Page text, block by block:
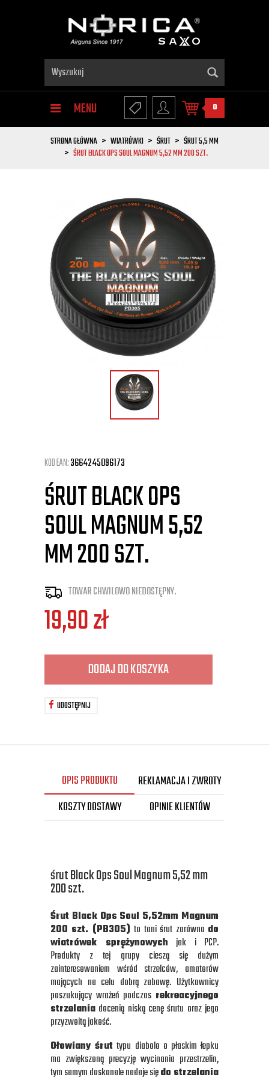
MENU 0
STRONA GŁÓWNA WIATRÓWKI ŚRUT
ŚRUT 5,5 MM
ŚRUT BLACK OPS SOUL MAGNUM 5,52 MM 200 SZT.
KOD EAN:3664245096173
ŚRUT BLACK OPS
SOUL MAGNUM 5,52
MM 200 SZT.
TOWAR CHWILOWO NIEDOSTĘPNY.
19,90zł
DODAJ DO KOSZYKA
UDOSTĘPNIJ
OPIS PRODUKTU
REKLAMACJA I ZWROTY
KOSZTY DOSTAWY
OPINIE KLIENTÓW
śrut Black Ops Soul Magnum 5,52 mm
200 szt.
Śrut Black Ops Soul 5,52mm Magnum
200 szt. (PB305)to tani śrut zarówno do
wiatrówek sprężynowych jak i PCP.
Produkty z tej grupy cieszą się dużym
zainteresowaniem wśród strzelców, amatorów
mających na celu dobrą zabawę. Użytkownicy
poszukujący wrażeń podczas rekreacyjnego
strzelania docenią niską cenę śrutu oraz jego
przyzwoitą jakość.
Ołowiany śrut typu diabolo o płaskim łepku
ma zwiększoną precyzję wycinania przestrzelin,
tym samym doskonale nadaje siędo strzelania